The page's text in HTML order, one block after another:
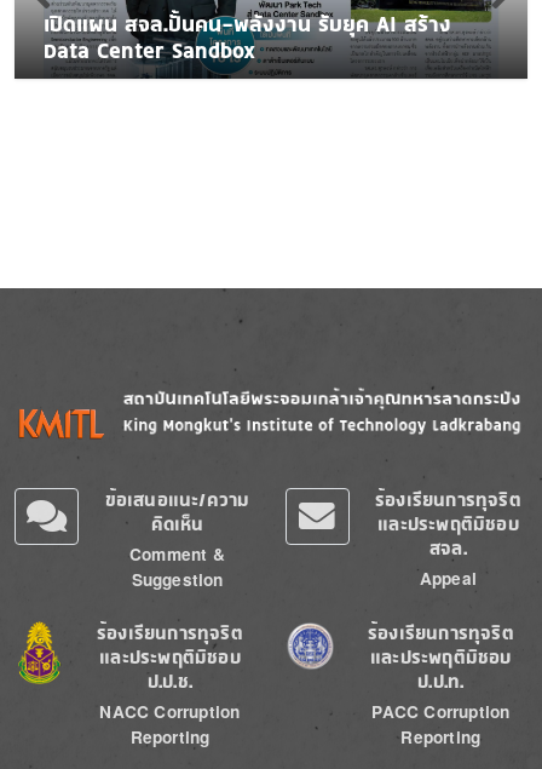
เปิดแผน สจล.ปั้นคน-พลังงาน รับยุค AI สร้าง
Data Center Sandbox
Image
ข้อเสนอแนะ/ความ
คิดเห็น
Comment &
Suggestion
ร้องเรียนการทุจริต
และประพฤติมิชอบ
สจล.
Appeal
Image
ร้องเรียนการทุจริต
และประพฤติมิชอบ
ป.ป.ช.
NACC Corruption
Reporting
Image
ร้องเรียนการทุจริต
และประพฤติมิชอบ
ป.ป.ท.
PACC Corruption
Reporting